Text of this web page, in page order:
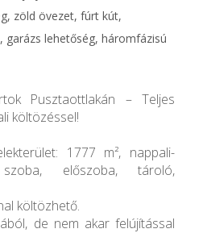
zöld övezet, fúrt kút,
lehetőség, háromfázisú
Pusztaottlakán – Teljes
költözéssel!
1777 m², nappali-
előszoba, tároló,
költözhető.
de nem akar felújítással